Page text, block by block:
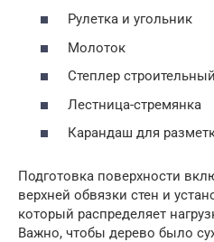
Рулетка и угольник
Молоток
Степлер строительный
Лестница-стремянка
Карандаш для
Подготовка поверхности
верхней обвязки стен и
который распределяет
Важно, чтобы дерево было